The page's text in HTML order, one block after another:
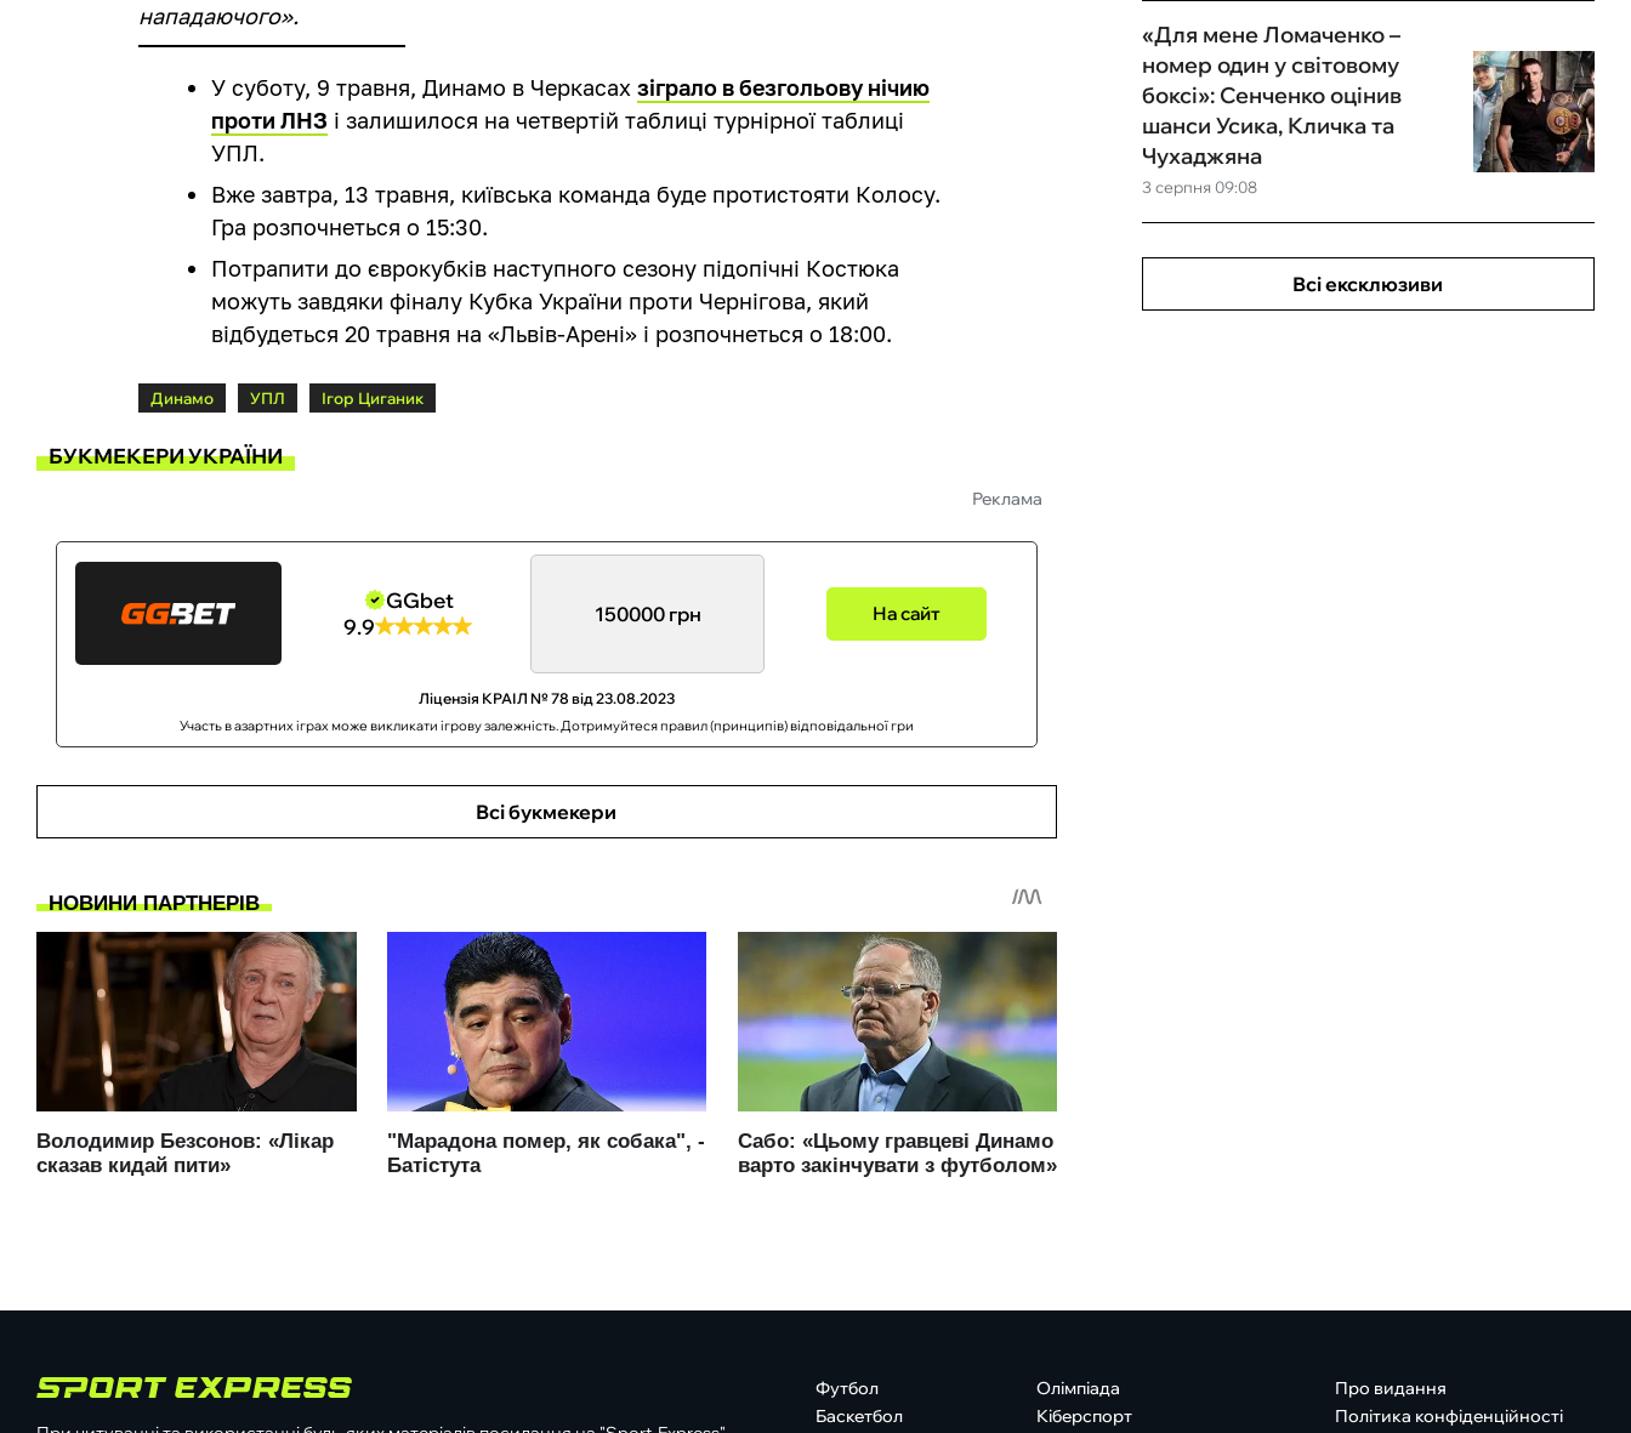
нападаючого».
У суботу, 9 травня, Динамо в Черкасахзіграло в безгольову нічию
проти ЛНЗ і залишилося на четвертій таблиці турнірної таблиці
УПЛ.
Вже завтра, 13 травня, київська команда буде протистояти Колосу.
Гра розпочнеться о 15:30.
Потрапити до єврокубків наступного сезону підопічні Костюка
можуть завдяки фіналу Кубка України проти Чернігова, який
відбудеться 20 травня на «Львів-Арені» і розпочнеться о 18:00.
Динамо УПЛ Ігор Циганик
БУКМЕКЕРИ УКРАЇНИ
Реклама
GGbet
9.9
150000 грн На сайт
Ліцензія КРАІЛ № 78 від 23.08.2023
Участь в азартних іграх може викликати ігрову залежність. Дотримуйтеся правил (принципів) відповідальної гри
Всі букмекери
3 серпня 09:08
«Для мене Ломаченко –
номер один у світовому
боксі»: Сенченко оцінив
шанси Усика, Кличка та
Чухаджяна
Всі ексклюзиви
Футбол
Баскетбол
Олімпіада
Кіберспорт
Про видання
Політика конфіденційності